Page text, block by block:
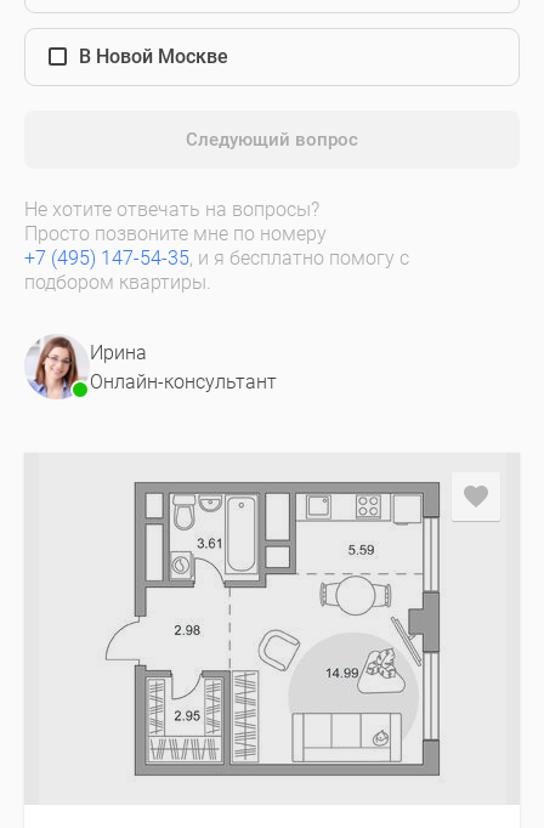
В Новой Москве
Следующий вопрос
Не хотите отвечать на вопросы?
Просто позвоните мне по номеру
+7 (495) 147-54-35, и я бесплатно помогу с
подбором квартиры.
Ирина
Онлайн-консультант